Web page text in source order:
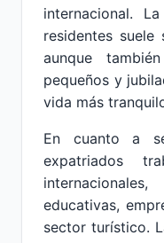
internacional.
residentes
aunque
pequeños y
vida más
En cuanto a
expatriados
educativas,
sector turístico.